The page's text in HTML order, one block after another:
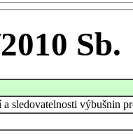
Sb.
a sledovatelnosti výbušnin